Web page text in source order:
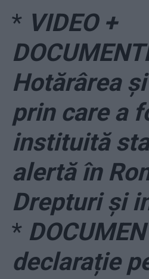
* VIDEO +
Hotărârea
prin care a
instituită
alertă în
Drepturi și
*
declarație